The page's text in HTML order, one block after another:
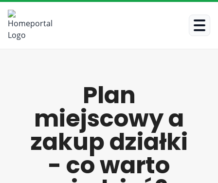
Plan
miejscowy a
zakup działki
- co warto